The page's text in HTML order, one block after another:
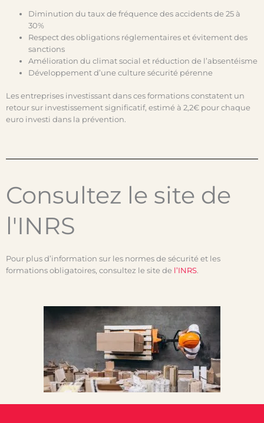
Diminution du taux de fréquence des accidents de 25 à
30%
Respect des obligations réglementaires et évitement des
sanctions
Amélioration du climat social et réduction de l’absentéisme
Développement d’une culture sécurité pérenne
Les entreprises investissant dans ces formations constatent un
retour sur investissement significatif, estimé à 2,2€ pour chaque
euro investi dans la prévention.
Consultez le site de
l'INRS
Pour plus d’information sur les normes de sécurité et les
formations obligatoires, consultez le site de l’INRS.